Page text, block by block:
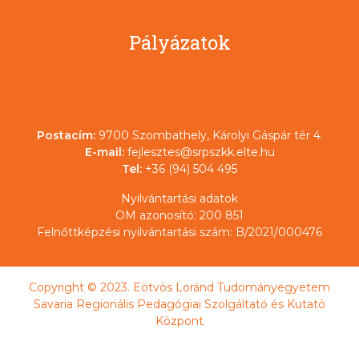
Pályázatok
Postacím: 9700 Szombathely, Károlyi Gáspár tér 4.
E-mail: fejlesztes@srpszkk.elte.hu
Tel: +36 (94) 504 495
Nyilvántartási adatok
OM azonosító: 200 851
Felnőttképzési nyilvántartási szám: B/2021/000476
Copyright © 2023. Eötvös Loránd Tudományegyetem
Savaria Regionális Pedagógiai Szolgáltató és Kutató
Központ